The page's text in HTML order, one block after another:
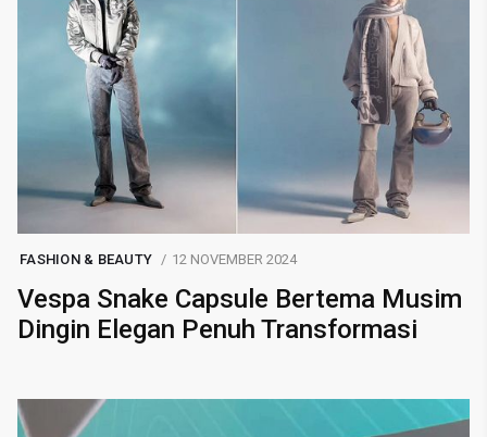
FASHION & BEAUTY 12 NOVEMBER 2024
Vespa Snake Capsule Bertema Musim
Dingin Elegan Penuh Transformasi